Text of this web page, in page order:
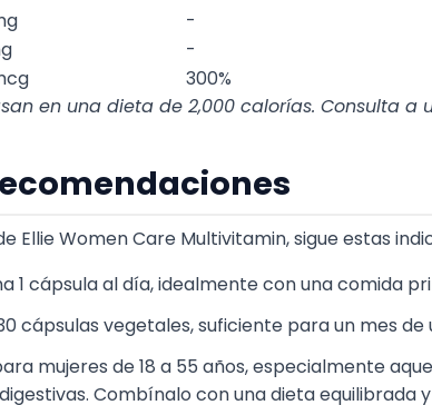
-
-
300%
en una dieta de 2,000 calorías. Consulta
Ellie Women Care Multivitamin, sigue estas
1 cápsula al día, idealmente con una comida
cápsulas vegetales, suficiente para un mes de
mujeres de 18 a 55 años, especialmente
Combínalo con una dieta equilibrada